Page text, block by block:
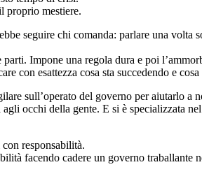
proprio mestiere.
seguire chi comanda: parlare una
Impone una regola dura e poi
con esattezza cosa sta succedendo e
sull’operato del governo per aiutarlo
occhi della gente. E si è specializzata
responsabilità.
facendo cadere un governo traballante